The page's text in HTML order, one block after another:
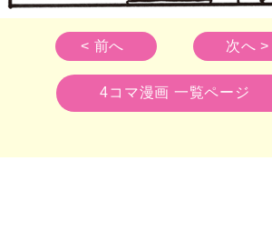
< 前へ 次へ >
4コマ漫画 一覧ページ